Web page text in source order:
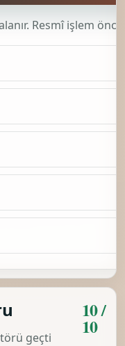
Resmî işlem
geçti
10 /
10